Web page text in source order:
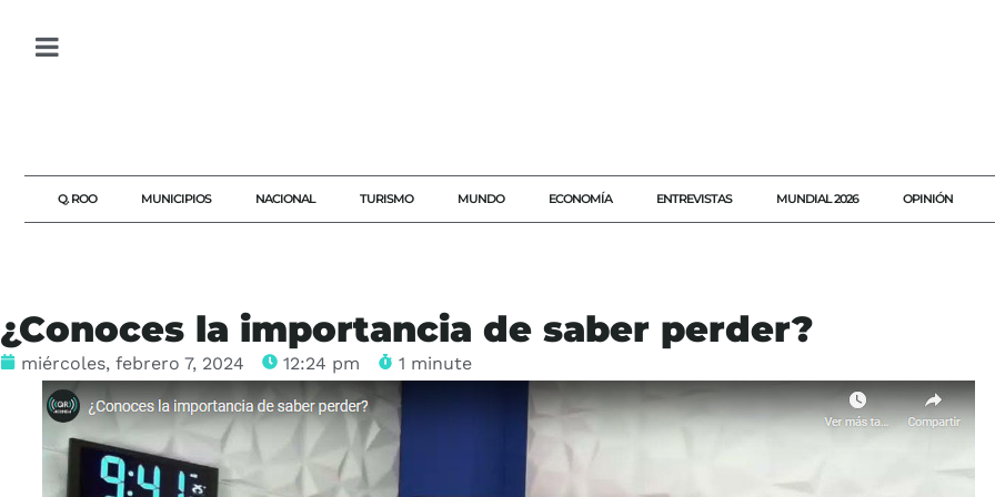
Q. ROO MUNICIPIOS NACIONAL TURISMO MUNDO ECONOMÍA ENTREVISTAS MUNDIAL 2026 OPINIÓN
¿Conoces la importancia de saber perder?
miércoles, febrero 7, 2024 12:24 pm 1 minute